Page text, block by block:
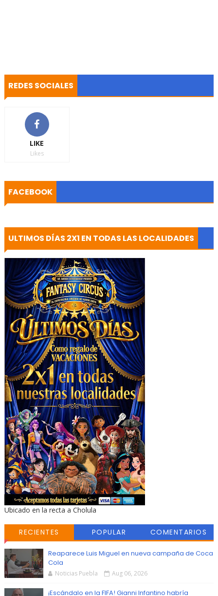
REDES SOCIALES
LIKE
Likes
FACEBOOK
ULTIMOS DÍAS 2X1 EN TODAS LAS LOCALIDADES
Ubicado en la recta a Cholula
RECIENTES POPULAR COMENTARIOS
Reaparece Luis Miguel en nueva campaña de Coca
Cola
Noticias Puebla Aug 06, 2026
¡Escándalo en la FIFA! Gianni Infantino habría